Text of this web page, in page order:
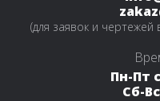
(для заявок и
Пн-Пт
Сб-